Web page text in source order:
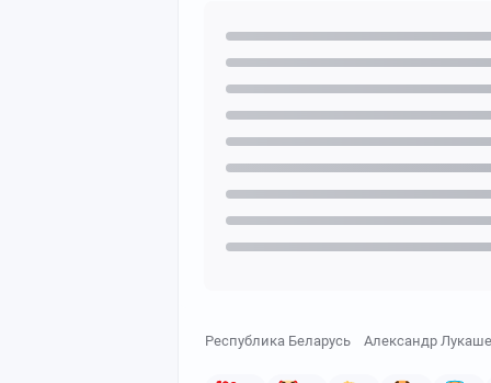
Республика Беларусь Александр